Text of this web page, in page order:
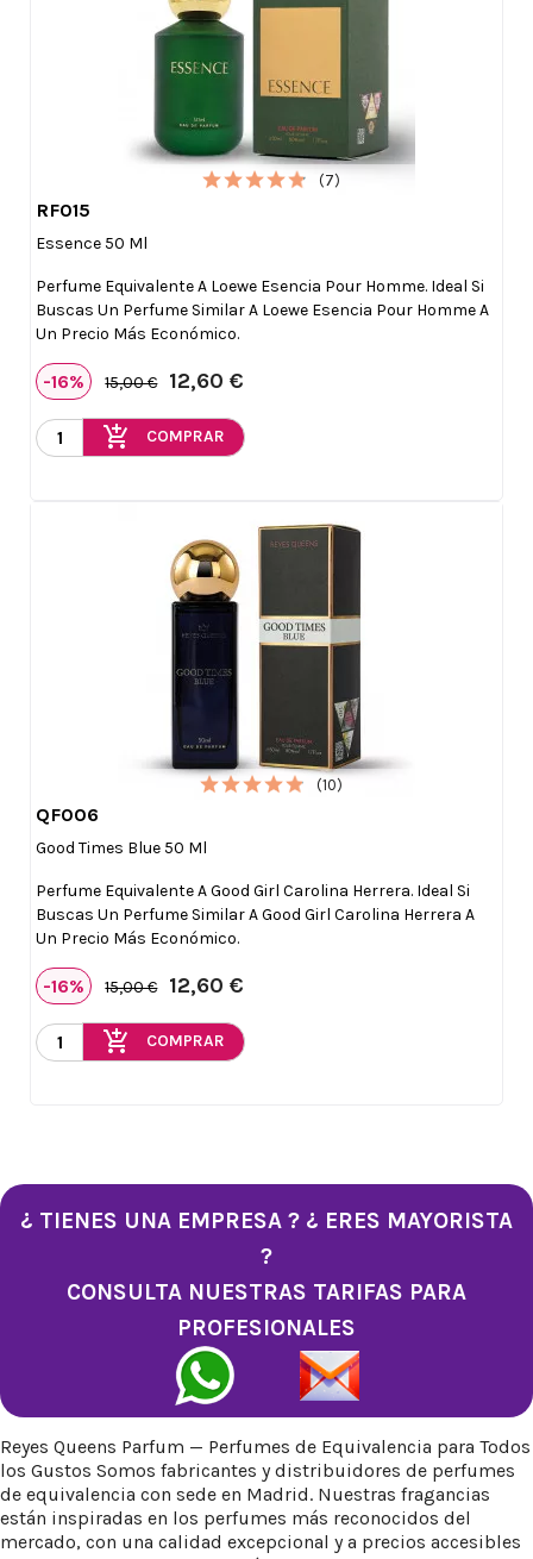
RF015
Essence 50 Ml
Perfume Equivalente A Loewe Esencia Pour Homme. Ideal Si
Buscas Un Perfume Similar A Loewe Esencia Pour Homme A
Un Precio Más Económico.
-16% 15,00 € 12,60 €
add_shopping_cart COMPRAR
(7)
QF006
Good Times Blue 50 Ml
Perfume Equivalente A Good Girl Carolina Herrera. Ideal Si
Buscas Un Perfume Similar A Good Girl Carolina Herrera A
Un Precio Más Económico.
-16% 15,00 € 12,60 €
add_shopping_cart COMPRAR
(10)
¿ TIENES UNA EMPRESA ? ¿ ERES MAYORISTA
?
CONSULTA NUESTRAS TARIFAS PARA
PROFESIONALES
Reyes Queens Parfum — Perfumes de Equivalencia para Todos
los Gustos Somos fabricantes y distribuidores de perfumes
de equivalencia con sede en Madrid. Nuestras fragancias
están inspiradas en los perfumes más reconocidos del
mercado, con una calidad excepcional y a precios accesibles